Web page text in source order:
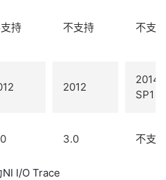
持 不支持 不支持
2012
2014
SP1
3.0 不支持
I/O Trace